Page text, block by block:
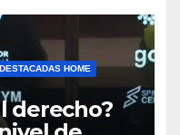
DESTACADAS HOME
derecho?